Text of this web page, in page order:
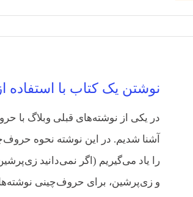
نوشتن یک کتاب با استفاده
در یکی از نوشته‌های قبلی وبلاگ با
آشنا شدیم. در این نوشته نحوه
را یاد می‌گیریم (اگر نمی‌دانید
و زی‌پرشین، برای حروف‌چینی